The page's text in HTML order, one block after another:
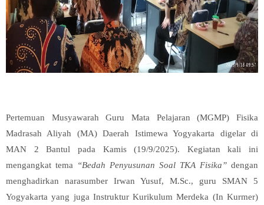
Pertemuan Musyawarah Guru Mata Pelajaran (MGMP) Fisika
Madrasah Aliyah (MA) Daerah Istimewa Yogyakarta digelar di
MAN 2 Bantul pada Kamis (19/9/2025). Kegiatan kali ini
mengangkat tema
“Bedah Penyusunan Soal TKA Fisika” dengan
menghadirkan narasumber Irwan Yusuf, M.Sc., guru SMAN 5
Yogyakarta yang juga Instruktur Kurikulum Merdeka (In Kurmer)